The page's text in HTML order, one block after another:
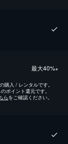
最⼤40%※
入 / レンタルです。
ポイント還元です。
らをご確認ください。